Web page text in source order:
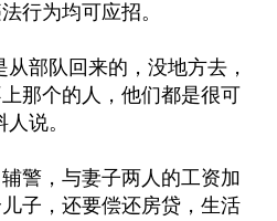
行为均可应招。
部队回来的，没地方去，
那个的人，他们都是很可
说。
警，与妻子两人的工资加
子，还要偿还房贷，生活